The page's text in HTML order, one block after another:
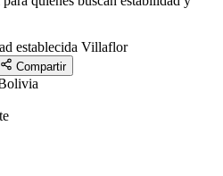
establecida Villaflor
Compartir